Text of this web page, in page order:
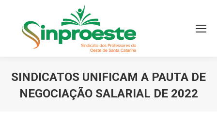
SINDICATOS UNIFICAM A PAUTA DE
NEGOCIAÇÃO SALARIAL DE 2022